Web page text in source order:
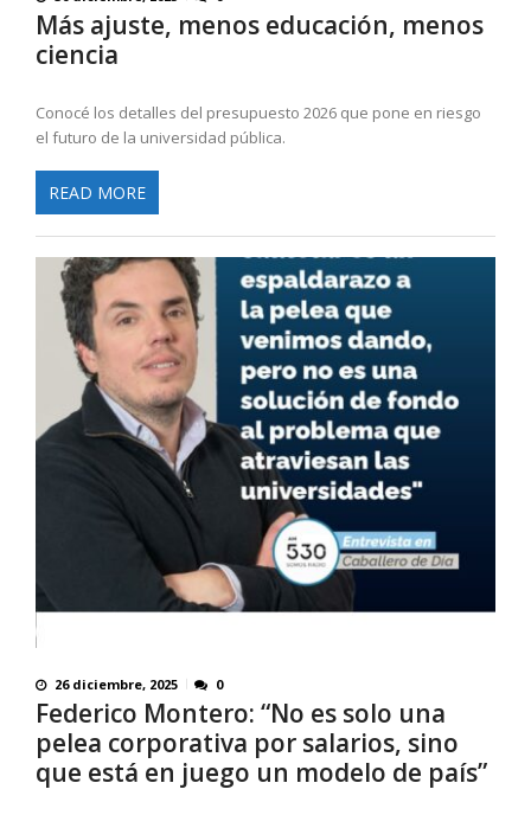
Más ajuste, menos educación, menos
ciencia
Conocé los detalles del presupuesto 2026 que pone en riesgo
el futuro de la universidad pública.
READ MORE
26 diciembre, 2025 0
Federico Montero: “No es solo una
pelea corporativa por salarios, sino
que está en juego un modelo de país”